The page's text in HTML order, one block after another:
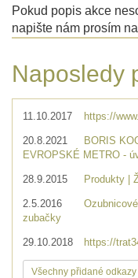
Pokud popis akce
napište nám prosím
Naposledy
11.10.2017 https://
20.8.2021
BORIS
EVROPSKÉ METRO -
28.9.2015 Produkty |
2.5.2016
zubačky
29.10.2018 https://
Všechny přidané odkazy